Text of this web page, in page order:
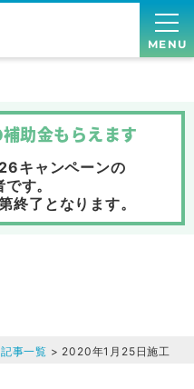
MENU
助金もらえます
キャンペーンの
す。
終了となります。
事一覧 > 2020年1月25日施工